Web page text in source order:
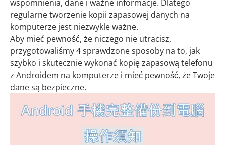
wspomnienia, dane i ważne informacje. Dlatego
regularne tworzenie kopii zapasowej danych na
komputerze jest niezwykle ważne.
Aby mieć pewność, że niczego nie utracisz,
przygotowaliśmy 4 sprawdzone sposoby na to, jak
szybko i skutecznie wykonać kopię zapasową telefonu
z Androidem na komputerze i mieć pewność, że Twoje
dane są bezpieczne.